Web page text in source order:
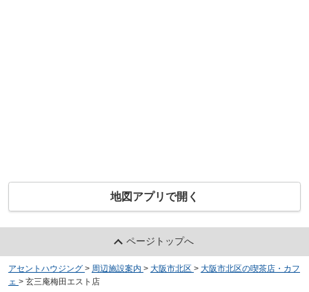
地図アプリで開く
ページトップへ
アセントハウジング > 周辺施設案内 > 大阪市北区 > 大阪市北区の喫茶店・カフ
ェ > 玄三庵梅田エスト店